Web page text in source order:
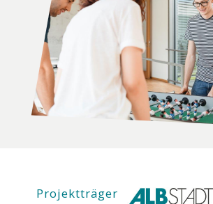
Projektträger